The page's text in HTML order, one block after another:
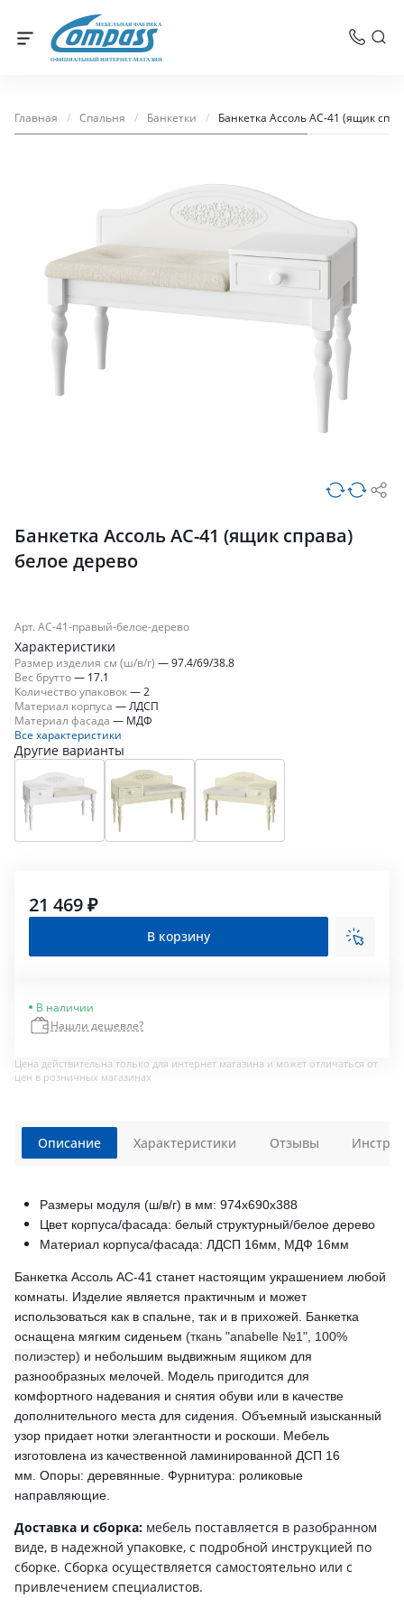
МЕБЕЛЬНАЯ ФАБРИКА
ОФИЦИАЛЬНЫЙ ИНТЕРНЕТ-МАГАЗИН
Главная / Спальня / Банкетки / Банкетка Ассоль АС-41 (ящик
Банкетка Ассоль АС-41 (ящик справа)
белое дерево
Арт. АС-41-правый-белое-дерево
Характеристики
Размер изделия см (ш/в/г) —97.4/69/38.8
Вес брутто— 17.1
Количество упаковок— 2
Материал корпуса — ЛДСП
Материал фасада — МДФ
Все характеристики
Другие варианты
21 469 ₽
В корзину
В наличии
Нашли дешевле?
Цена действительна только для интернет магазина и может отличаться от
цен в розничных магазинах
Описание
Размеры модуля (ш/в/г) в мм: 974х690х388
Цвет корпуса/фасада: белый структурный/белое дерево
Материал корпуса/фасада: ЛДСП 16мм, МДФ 16мм
Банкетка Ассоль АС-41 станет настоящим украшением любой
комнаты. Изделие является практичным и может
использоваться как в спальне, так и в прихожей. Банкетка
оснащена мягким сиденьем (ткань "anabelle №1", 100%
полиэстер) и небольшим выдвижным ящиком для
разнообразных мелочей. Модель пригодится для
комфортного надевания и снятия обуви или в качестве
дополнительного места для сидения. Объемный изысканный
узор придает нотки элегантности и роскоши. Мебель
изготовлена из качественной ламинированной ДСП 16
мм Опоры: деревянные. Фурнитура: роликовые
направляющие.
Доставка и сборка: мебель поставляется в разобранном
виде, в надежной упаковке, с подробной инструкцией по
сборке. Сборка осуществляется самостоятельно или с
привлечением специалистов.
Характеристики Отзывы